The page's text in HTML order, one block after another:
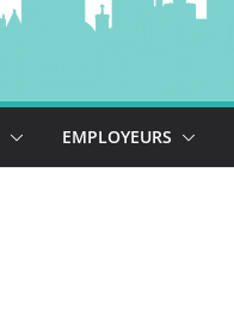
EMPLOYEURS